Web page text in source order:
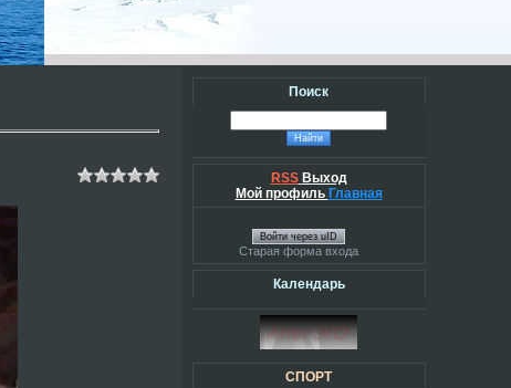
Поиск
RSS Выход
Мой профиль Главная
Войти через uID
Старая форма входа
Календарь
СПОРТ